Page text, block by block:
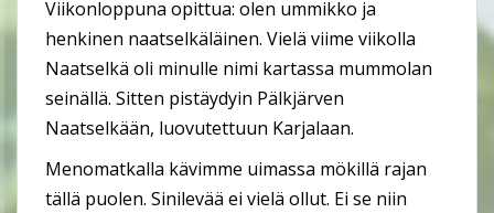
Viikonloppuna opittua: olen ummikko ja
henkinen naatselkäläinen. Vielä viime viikolla
Naatselkä oli minulle nimi kartassa mummolan
seinällä. Sitten pistäydyin Pälkjärven
Naatselkään, luovutettuun Karjalaan.
Menomatkalla kävimme uimassa mökillä rajan
tällä puolen. Sinilevää ei vielä ollut. Ei se niin